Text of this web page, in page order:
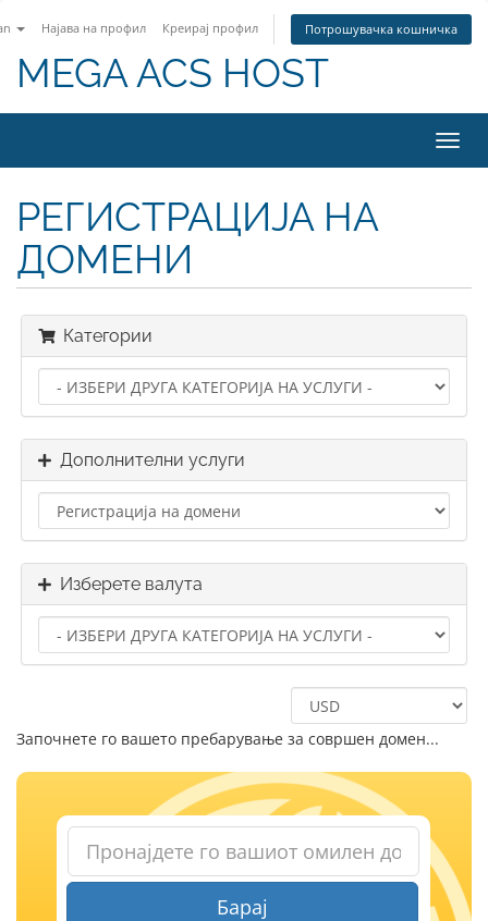
Најава на профил Креирај профил Потрошувачка кошничка
MEGA ACS HOST
ја
РЕГИСТРАЦИЈА НА
ДОМЕНИ
Категории
Дополнителни услуги
Изберете валута
Започнете го вашето пребарување за совршен домен...
Барај